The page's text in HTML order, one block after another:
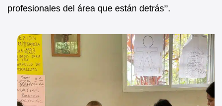
profesionales del área que están detrás’’.